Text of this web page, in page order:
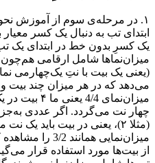
۱. در مرحله‌ی سوم از آموزش
ابتدای تب به دنبال یک کسر معیار
یک کسرِ بدون خط در ابتدای یک
(یعنی یک بیت با نتِ یک‌چهارمی
می‌دهد که در هر میزان چند بیت
میزان‌نمای
چهار نت می‌گردد. اگر عددی به‌جز
(مثلا ۲)، یعنی در بیت باید یک
میزان‌نمایی
از بیت‌ها مورد استفاده قرار